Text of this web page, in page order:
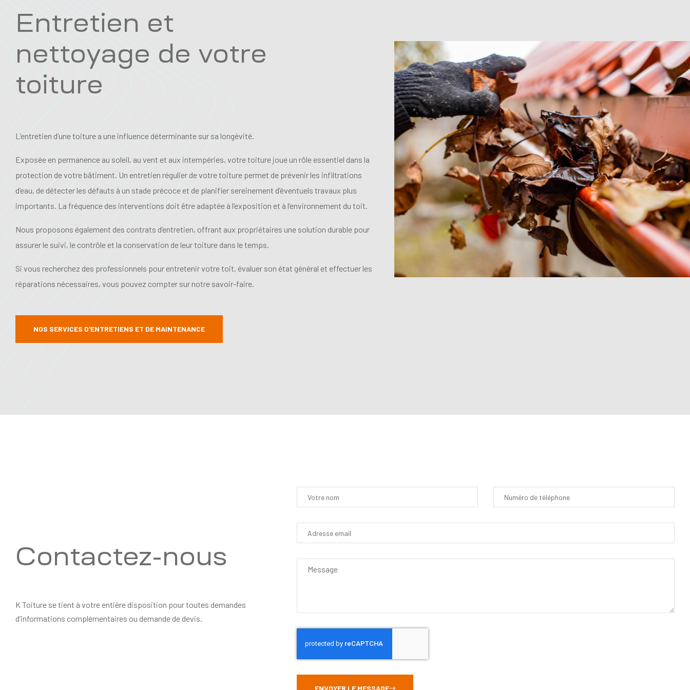
Entretien et
nettoyage de votre
toiture
L’entretien d’une toiture a une influence déterminante sur sa longévité.
Exposée en permanence au soleil, au vent et aux intempéries, votre toiture joue un rôle essentiel dans la
protection de votre bâtiment. Un entretien régulier de votre toiture permet de prévenir les infiltrations
d’eau, de détecter les défauts à un stade précoce et de planifier sereinement d’éventuels travaux plus
importants. La fréquence des interventions doit être adaptée à l’exposition et à l’environnement du toit.
Nous proposons également des contrats d’entretien, offrant aux propriétaires une solution durable pour
assurer le suivi, le contrôle et la conservation de leur toiture dans le temps.
Si vous recherchez des professionnels pour entretenir votre toit, évaluer son état général et effectuer les
réparations nécessaires, vous pouvez compter sur notre savoir-faire.
NOS SERVICES D'ENTRETIENS ET DE MAINTENANCE
Contactez-nous
K Toiture se tient à votre entière disposition pour toutes demandes
d’informations complémentaires ou demande de devis.